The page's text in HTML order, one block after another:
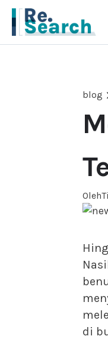
blog
Oleh
di